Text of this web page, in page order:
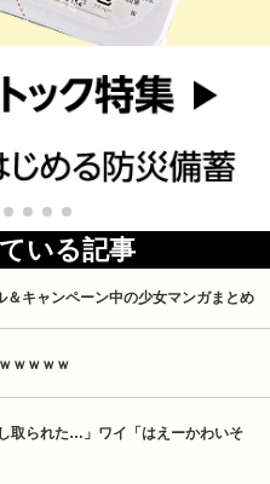
いる記事
キャンペーン中の少女マンガまとめ
ｗｗｗｗ
取られた…」ワイ「はえーかわいそ